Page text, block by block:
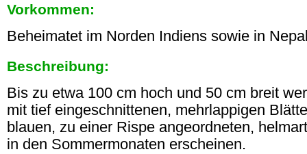
Vorkommen:
Beheimatet im Norden Indiens sowie in
Beschreibung:
Bis zu etwa 100 cm hoch und 50 cm breit
mit tief eingeschnittenen, mehrlappigen
blauen, zu einer Rispe angeordneten,
in den Sommermonaten erscheinen.